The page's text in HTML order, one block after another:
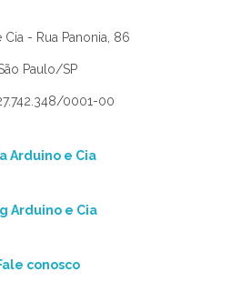
- Rua Panonia, 86
Paulo/SP
0001-00
Arduino e Cia
Arduino e Cia
conosco